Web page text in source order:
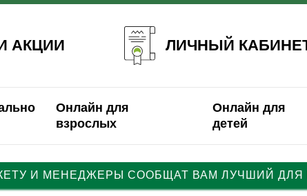
АКЦИИ ЛИЧНЫЙ
Онлайн для
взрослых
Онлайн для
детей
И МЕНЕДЖЕРЫ СООБЩАТ ВАМ ЛУЧШИЙ ДЛЯ